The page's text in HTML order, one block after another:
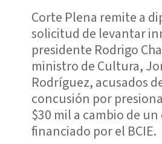
Corte Plena remite a
solicitud de levantar
presidente Rodrigo
ministro de Cultura,
Rodríguez, acusados
concusión por
$30 mil a cambio de
financiado por el BCIE.